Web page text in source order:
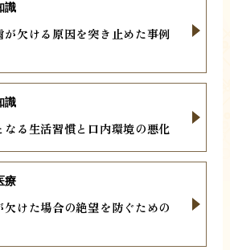
欠ける原因を突き止めた事例
識
る生活習慣と口内環境の悪化
識
けた場合の絶望を防ぐための
療